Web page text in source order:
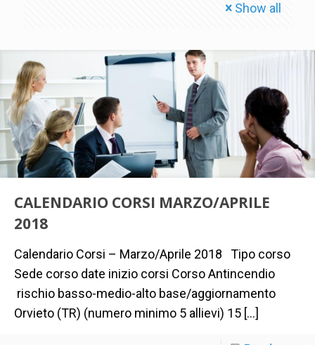
Show all
CALENDARIO CORSI MARZO/APRILE
2018
Calendario Corsi – Marzo/Aprile 2018 Tipo corso
Sede corso date inizio corsi Corso Antincendio
rischio basso-medio-alto base/aggiornamento
Orvieto (TR) (numero minimo 5 allievi) 15 […]